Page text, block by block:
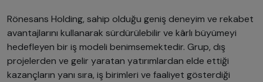
Rönesans Holding, sahip olduğu geniş deneyim ve rekabet
avantajlarını kullanarak sürdürülebilir ve kârlı büyümeyi
hedefleyen bir iş modeli benimsemektedir. Grup, dış
projelerden ve gelir yaratan yatırımlardan elde ettiği
kazançların yanı sıra, iş birimleri ve faaliyet gösterdiği